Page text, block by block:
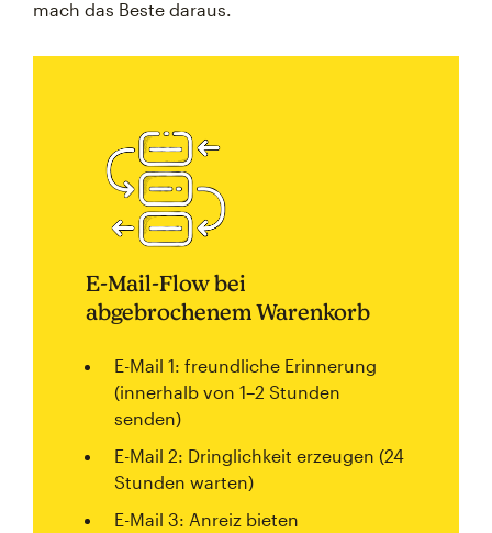
mach das Beste daraus.
E-Mail-Flow bei
abgebrochenem Warenkorb
E-Mail 1: freundliche Erinnerung
(innerhalb von 1–2 Stunden
senden)
E-Mail 2: Dringlichkeit erzeugen (24
Stunden warten)
E-Mail 3: Anreiz bieten